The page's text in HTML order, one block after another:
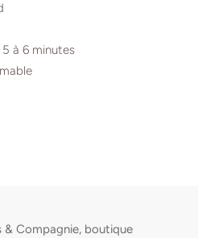
à 6 minutes
& Compagnie, boutique